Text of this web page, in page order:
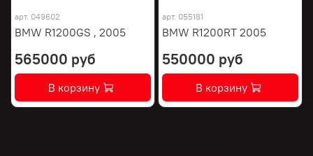
арт. 049602
BMW R1200GS , 2005
565000 руб
В корзину
арт. 055181
BMW R1200RT 2005
550000 руб
В корзину